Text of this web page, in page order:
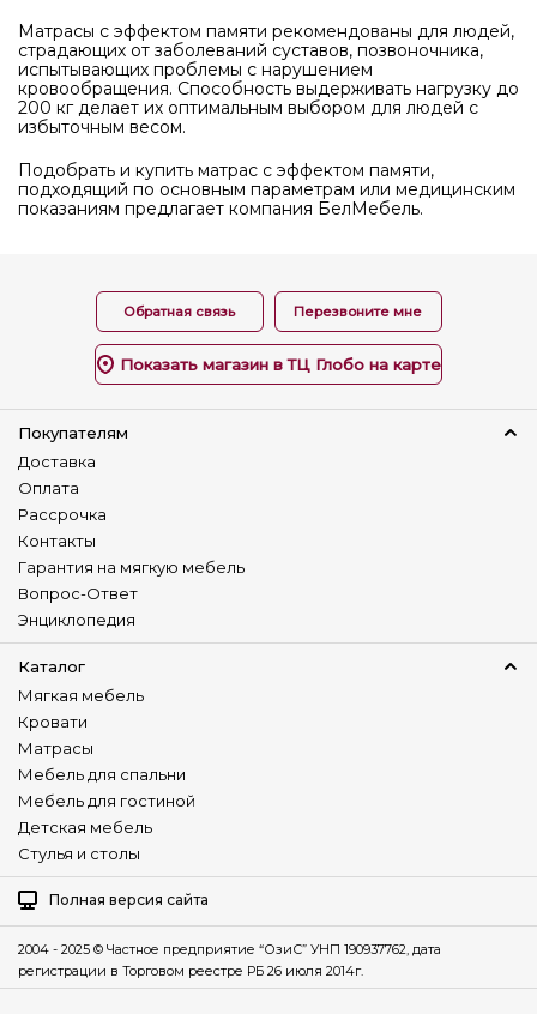
Матрасы с эффектом памяти рекомендованы для людей,
страдающих от заболеваний суставов, позвоночника,
испытывающих проблемы с нарушением
кровообращения. Способность выдерживать нагрузку до
200 кг делает их оптимальным выбором для людей с
избыточным весом.
Подобрать и купить матрас с эффектом памяти,
подходящий по основным параметрам или медицинским
показаниям предлагает компания БелМебель.
Обратная связь Перезвоните мне
Показать магазин в ТЦ Глобо на карте
Покупателям
Доставка
Оплата
Рассрочка
Контакты
Гарантия на мягкую мебель
Вопрос-Ответ
Энциклопедия
Каталог
Мягкая мебель
Кровати
Матрасы
Мебель для спальни
Мебель для гостиной
Детская мебель
Стулья и столы
Полная версия сайта
2004 - 2025 © Частное предприятие “ОзиС” УНП 190937762, дата
регистрации в Торговом реестре РБ 26 июля 2014г.